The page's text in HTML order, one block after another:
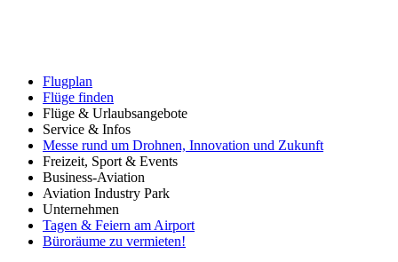
Flugplan
Flüge finden
Flüge & Urlaubsangebote
Service & Infos
Messe rund um Drohnen, Innovation und Zukunft
Freizeit, Sport & Events
Business-Aviation
Aviation Industry Park
Unternehmen
Tagen & Feiern am Airport
Büroräume zu vermieten!